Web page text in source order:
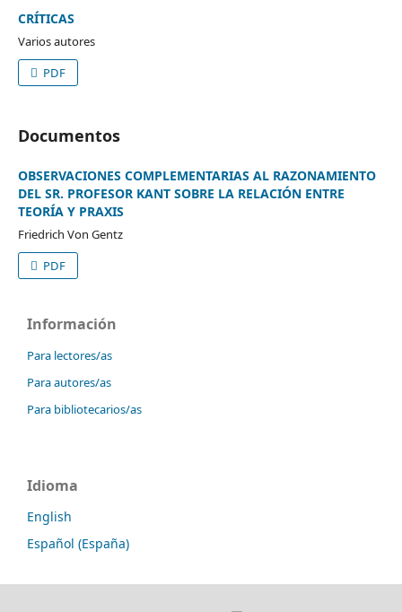
CRÍTICAS
Varios autores
PDF
Documentos
OBSERVACIONES COMPLEMENTARIAS AL RAZONAMIENTO
DEL SR. PROFESOR KANT SOBRE LA RELACIÓN ENTRE
TEORÍA Y PRAXIS
Friedrich Von Gentz
PDF
Información
Para lectores/as
Para autores/as
Para bibliotecarios/as
Idioma
English
Español (España)